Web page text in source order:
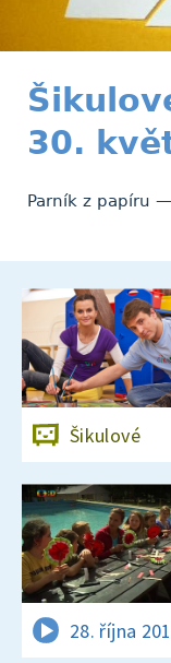
30.
Parník z papíru
Šikulové
28. října